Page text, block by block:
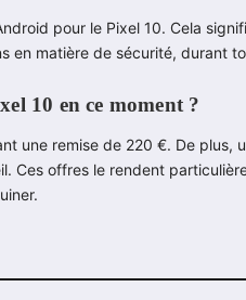
pour le Pixel 10. Cela
en matière de sécurité, durant
10 en ce moment ?
une remise de 220 €. De plus,
Ces offres le rendent